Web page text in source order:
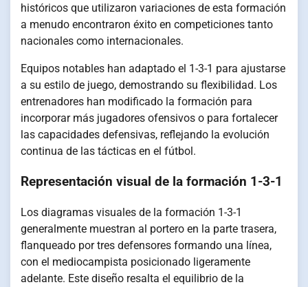
históricos que utilizaron variaciones de esta formación
a menudo encontraron éxito en competiciones tanto
nacionales como internacionales.
Equipos notables han adaptado el 1-3-1 para ajustarse
a su estilo de juego, demostrando su flexibilidad. Los
entrenadores han modificado la formación para
incorporar más jugadores ofensivos o para fortalecer
las capacidades defensivas, reflejando la evolución
continua de las tácticas en el fútbol.
Representación visual de la formación 1-3-1
Los diagramas visuales de la formación 1-3-1
generalmente muestran al portero en la parte trasera,
flanqueado por tres defensores formando una línea,
con el mediocampista posicionado ligeramente
adelante. Este diseño resalta el equilibrio de la